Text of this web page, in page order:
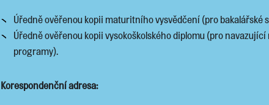
Úředně ověřenou kopii maturitního vysvědčení (pro bakalářské
Úředně ověřenou kopii vysokoškolského diplomu (pro
programy).
Korespondenční adresa: